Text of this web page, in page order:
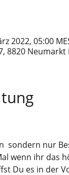
2022, 05:00
8820
sondern nur
wenn ihr das
Du es in der